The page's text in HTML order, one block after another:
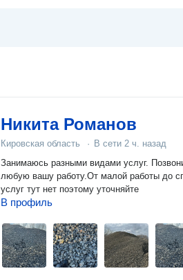
Никита Романов
Кировская область · В сети 2 ч. назад
Занимаюсь разными видами услуг. Позвоните
любую вашу работу.От малой работы до
услуг тут нет поэтому уточняйте
В профиль